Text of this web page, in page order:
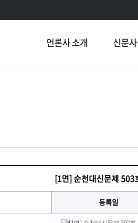
언론사 소개 신문사
[1면] 순천대신문제 503
등록일